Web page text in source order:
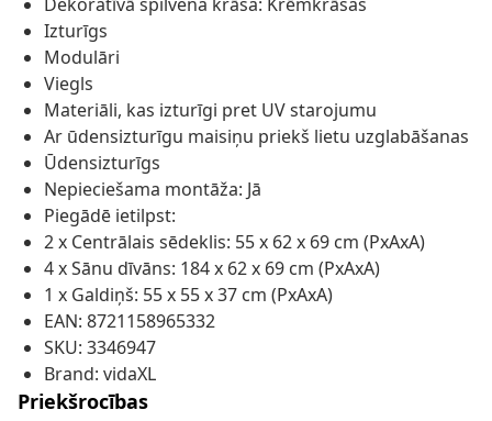
Izturīgs
Modulāri
Viegls
Materiāli, kas izturīgi pret UV starojumu
Ar ūdensizturīgu maisiņu priekš lietu uzglabāšanas
Ūdensizturīgs
Nepieciešama montāža: Jā
Piegādē ietilpst:
2 x Centrālais sēdeklis: 55 x 62 x 69 cm (PxAxA)
4 x Sānu dīvāns: 184 x 62 x 69 cm (PxAxA)
1 x Galdiņš: 55 x 55 x 37 cm (PxAxA)
EAN: 8721158965332
SKU: 3346947
Brand: vidaXL
Priekšrocības